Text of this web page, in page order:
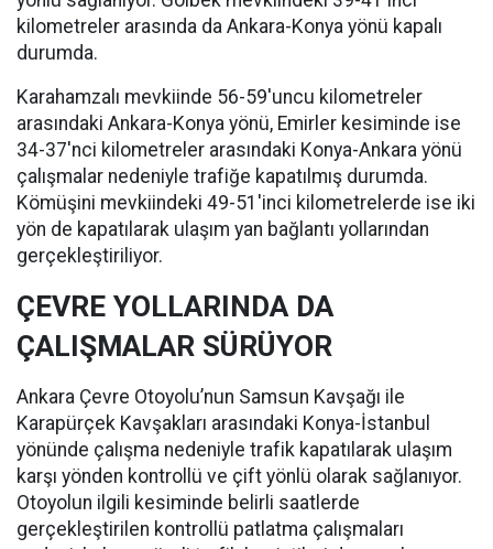
kilometreler arasında da Ankara-Konya yönü kapalı
durumda.
Karahamzalı mevkiinde 56-59'uncu kilometreler
arasındaki Ankara-Konya yönü, Emirler kesiminde ise
34-37'nci kilometreler arasındaki Konya-Ankara yönü
çalışmalar nedeniyle trafiğe kapatılmış durumda.
Kömüşini mevkiindeki 49-51'inci kilometrelerde ise iki
yön de kapatılarak ulaşım yan bağlantı yollarından
gerçekleştiriliyor.
ÇEVRE YOLLARINDA DA
ÇALIŞMALAR SÜRÜYOR
Ankara Çevre Otoyolu’nun Samsun Kavşağı ile
Karapürçek Kavşakları arasındaki Konya-İstanbul
yönünde çalışma nedeniyle trafik kapatılarak ulaşım
karşı yönden kontrollü ve çift yönlü olarak sağlanıyor.
Otoyolun ilgili kesiminde belirli saatlerde
gerçekleştirilen kontrollü patlatma çalışmaları